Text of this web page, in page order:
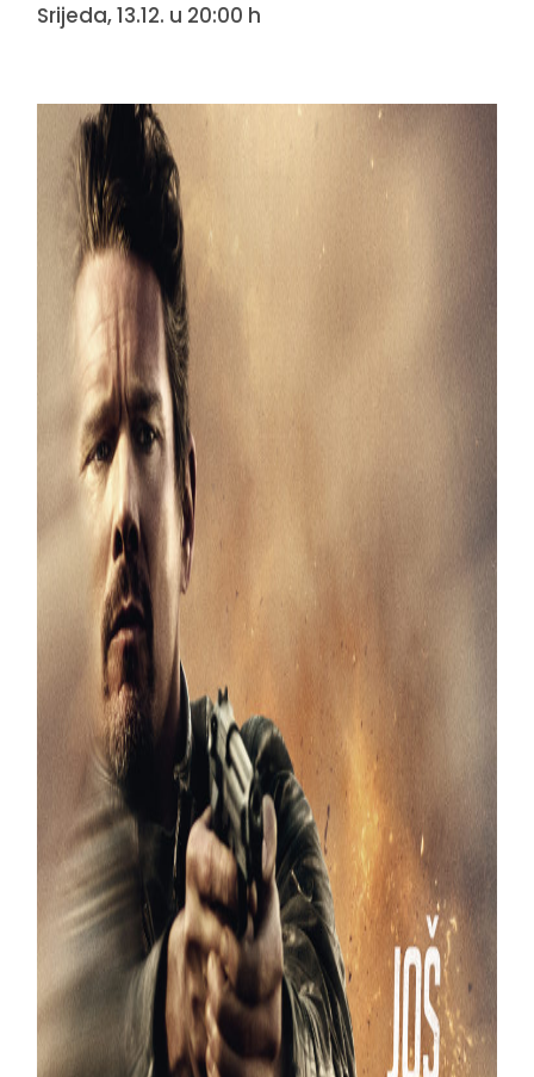
Srijeda, 13.12. u 20:00 h